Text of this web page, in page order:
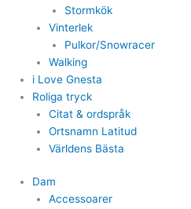
Stormkök
Vinterlek
Pulkor/Snowracer
Walking
i Love Gnesta
Roliga tryck
Citat & ordspråk
Ortsnamn Latitud
Världens Bästa
Dam
Accessoarer